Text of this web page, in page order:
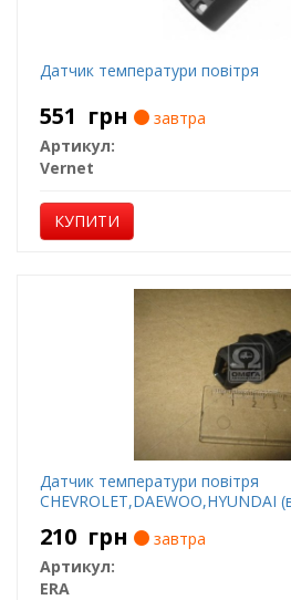
Датчик температури повітря
551 грн
завтра
Артикул:
Vernet
КУПИТИ
Датчик температури повітря
CHEVROLET,DAEWOO,HYUNDAI
210 грн
завтра
Артикул:
ERA